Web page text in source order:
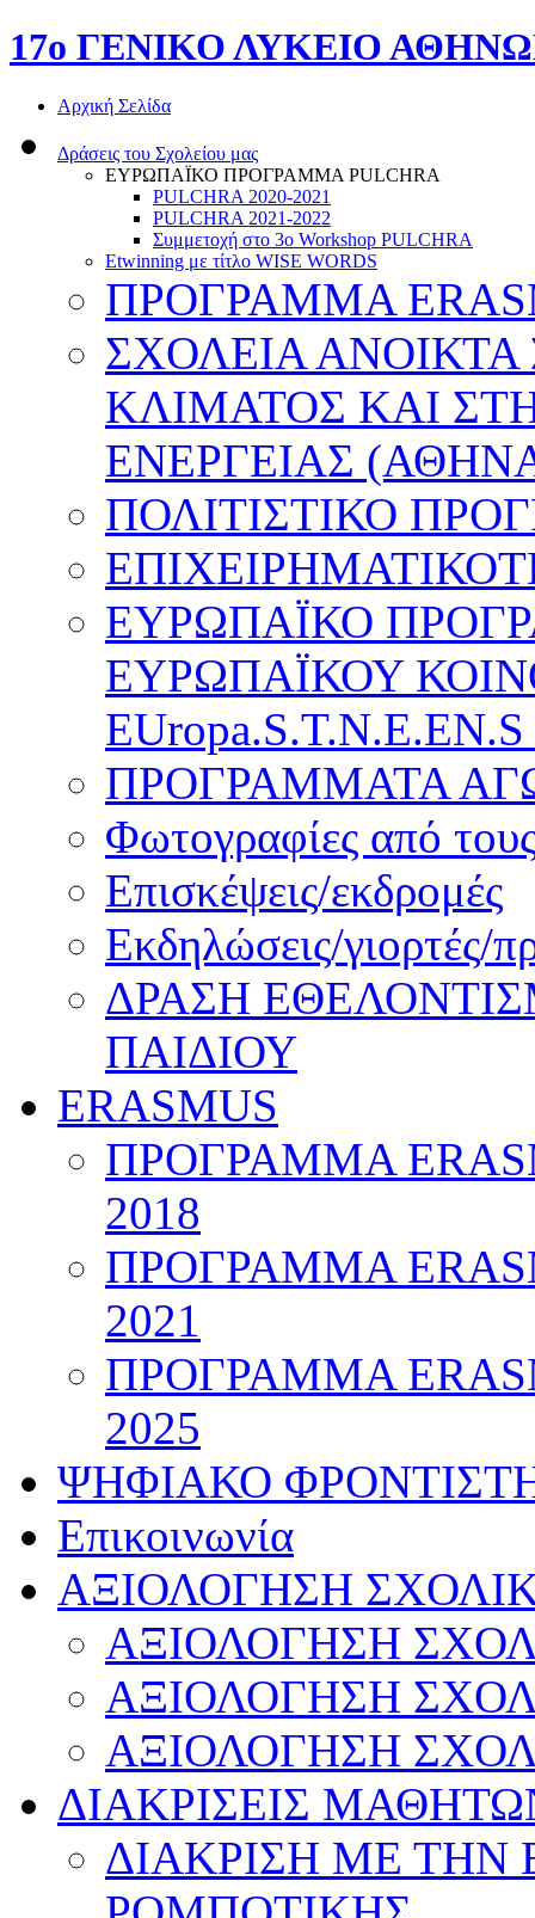
17o ΓΕΝΙΚΟ ΛΥΚΕΙΟ
Αρχική Σελίδα
Δράσεις του Σχολείου μας
ΕΥΡΩΠΑΪΚΟ ΠΡΟΓΡΑΜΜΑ PULCHRA
PULCHRA 2020-2021
PULCHRA 2021-2022
Συμμετοχή στο 3ο Workshop PULCHRA
Etwinning με τίτλο WISE WORDS
ΠΡΟΓΡΑΜΜΑ
ΣΧΟΛΕΙΑ
ΚΛΙΜΑΤΟΣ ΚΑΙ
ΕΝΕΡΓΕΙΑΣ
ΠΟΛΙΤΙΣΤΙΚΟ
ΕΥΡΩΠΑΪΚΟ
ΕΥΡΩΠΑΪΚΟΥ
ΠΡΟΓΡΑΜΜΑΤΑ
Φωτογραφίες από
Επισκέψεις/εκδρομές
Εκδηλώσεις/γιορτές/
ΔΡΑΣΗ
ΠΑΙΔΙΟΥ
ERASMUS
ΠΡΟΓΡΑΜΜΑ
2018
ΠΡΟΓΡΑΜΜΑ
2021
ΠΡΟΓΡΑΜΜΑ
2025
ΨΗΦΙΑΚΟ
Επικοινωνία
ΑΞΙΟΛΟΓΗΣΗ
ΑΞΙΟΛΟΓΗΣΗ
ΑΞΙΟΛΟΓΗΣΗ
ΑΞΙΟΛΟΓΗΣΗ
ΔΙΑΚΡΙΣΕΙΣ
ΔΙΑΚΡΙΣΗ ΜΕ